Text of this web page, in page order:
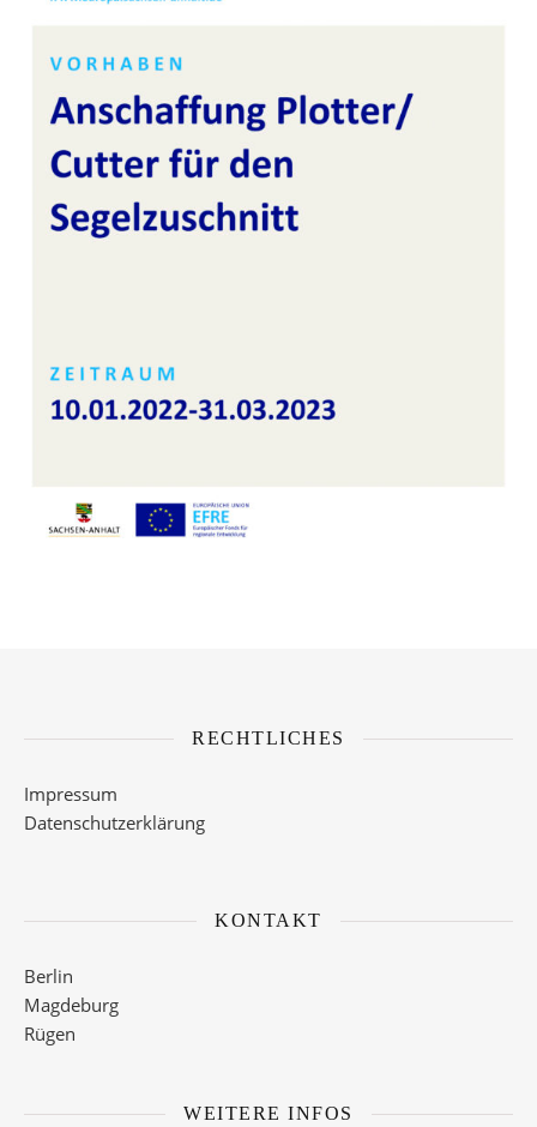
RECHTLICHES
Impressum
Datenschutzerklärung
KONTAKT
Berlin
Magdeburg
Rügen
WEITERE INFOS